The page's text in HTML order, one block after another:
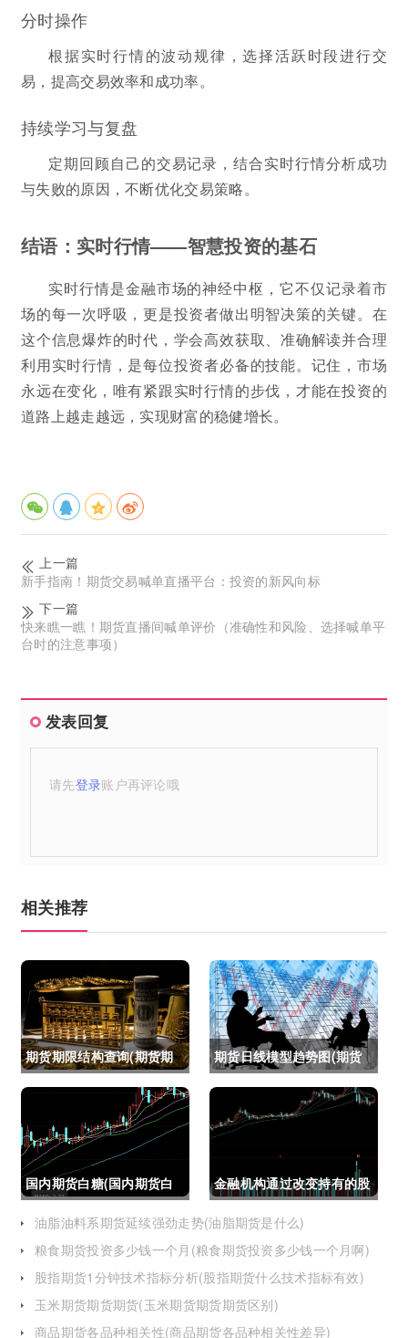
分时操作
根据实时行情的波动规律，选择活跃时段进行交
易，提高交易效率和成功率。
持续学习与复盘
定期回顾自己的交易记录，结合实时行情分析成功
与失败的原因，不断优化交易策略。
结语：实时行情——智慧投资的基石
实时行情是金融市场的神经中枢，它不仅记录着市
场的每一次呼吸，更是投资者做出明智决策的关键。在
这个信息爆炸的时代，学会高效获取、准确解读并合理
利用实时行情，是每位投资者必备的技能。记住，市场
永远在变化，唯有紧跟实时行情的步伐，才能在投资的
道路上越走越远，实现财富的稳健增长。
上一篇
新手指南！期货交易喊单直播平台：投资的新风向标
下一篇
快来瞧一瞧！期货直播间喊单评价（准确性和风险、选择喊单平
台时的注意事项）
发表回复
请先登录账户再评论哦
相关推荐
期货期限结构查询(期货期
限结构)
期货日线模型趋势图(期货
日线模型趋势图怎么看)
国内期货白糖(国内期货白
糖合约是怎么交割)
金融机构通过改变持有的股
指期货合约(股指期货合约
最长持有多久)
油脂油料系期货延续强劲走势(油脂期货是什么)
粮食期货投资多少钱一个月(粮食期货投资多少钱一个月啊)
股指期货1分钟技术指标分析(股指期货什么技术指标有效)
玉米期货期货期货(玉米期货期货期货区别)
商品期货各品种相关性(商品期货各品种相关性差异)